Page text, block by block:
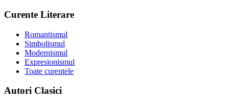
Curente Literare
Romantismul
Simbolismul
Modernismul
Expresionismul
Toate curentele
Autori Clasici